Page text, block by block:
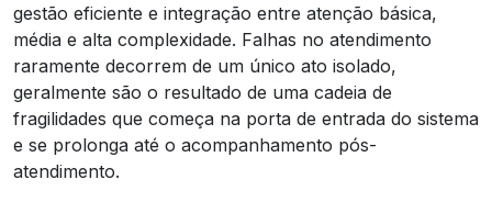
gestão eficiente e integração entre atenção básica,
média e alta complexidade. Falhas no atendimento
raramente decorrem de um único ato isolado,
geralmente são o resultado de uma cadeia de
fragilidades que começa na porta de entrada do sistema
e se prolonga até o acompanhamento pós-
atendimento.